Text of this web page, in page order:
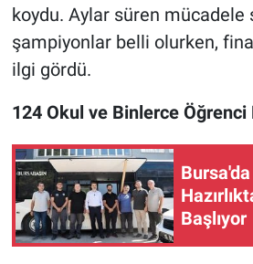
koydu. Aylar süren mücadele
şampiyonlar belli olurken,
ilgi gördü.
124 Okul ve Binlerce Öğrenci
Başlıyor